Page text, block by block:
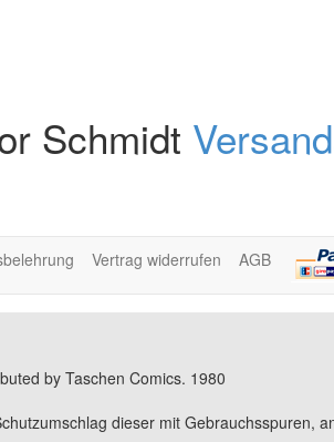
Schmidt
Vertrag widerrufen AGB
by Taschen Comics. 1980
dieser mit Gebrauchsspuren,